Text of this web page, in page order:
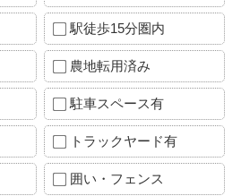
駅徒歩15分圏内
農地転用済み
駐車スペース有
トラックヤード有
囲い・フェンス